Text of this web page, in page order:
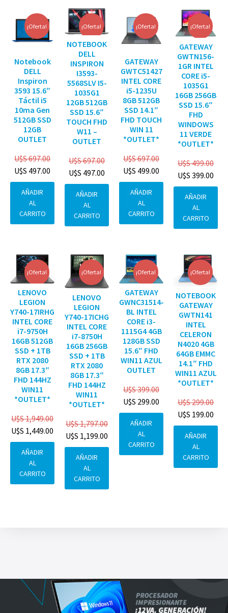
¡Oferta!
Notebook
DELL
Inspiron
3593 15.6″
Táctil i5
10ma Gen
512GB SSD
12GB
OUTLET
U$S697.00
U$S 497.00
AÑADIR
AL
CARRITO
¡Oferta!
NOTEBOOK
DELL
INSPIRON
I3593-
5568SLV I5-
1035G1
12GB 512GB
SSD 15.6″
TOUCH FHD
W11 –
OUTLET
U$S697.00
U$S 497.00
AÑADIR
AL
CARRITO
¡Oferta!
GATEWAY
GWTC51427
INTEL CORE
i5-1235U
8GB 512GB
SSD 14.1″
FHD TOUCH
WIN 11
*OUTLET*
U$S697.00
U$S 499.00
AÑADIR
AL
CARRITO
¡Oferta!
GATEWAY
GWTN156-
1GR INTEL
CORE i5-
1035G1
16GB 256GB
SSD 15.6″
FHD
WINDOWS
11 VERDE
*OUTLET*
U$S499.00
U$S 399.00
AÑADIR
AL
CARRITO
¡Oferta!
LENOVO
LEGION
Y740-17IRHG
INTEL CORE
i7-9750H
16GB 512GB
SSD + 1TB
RTX 2080
8GB 17.3″
FHD 144HZ
WIN11
*OUTLET*
U$S1,949.00
U$S 1,449.00
AÑADIR
AL
CARRITO
¡Oferta!
LENOVO
LEGION
Y740-17ICHG
INTEL CORE
i7-8750H
16GB 256GB
SSD + 1TB
RTX 2080
8GB 17.3″
FHD 144HZ
WIN11
*OUTLET*
U$S1,797.00
U$S 1,199.00
AÑADIR
AL
CARRITO
¡Oferta!
GATEWAY
GWNC31514-
BL INTEL
CORE i3-
1115G4 4GB
128GB SSD
15.6″ FHD
WIN11 AZUL
OUTLET
U$S399.00
U$S 299.00
AÑADIR
AL
CARRITO
¡Oferta!
NOTEBOOK
GATEWAY
GWTN141
INTEL
CELERON
N4020 4GB
64GB EMMC
14.1″ FHD
WIN11 AZUL
*OUTLET*
U$S299.00
U$S 199.00
AÑADIR
AL
CARRITO